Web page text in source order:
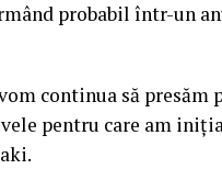
probabil într-un
continua să
pentru care am